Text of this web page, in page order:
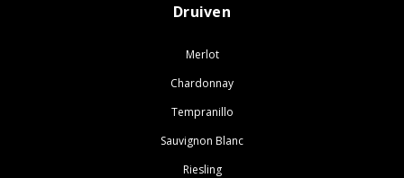
Druiven
Merlot
Chardonnay
Tempranillo
Sauvignon Blanc
Riesling